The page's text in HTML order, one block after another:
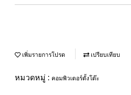
เพิ่มรายการโปรด เปรียบเทียบ
หมวดหมู่ : คอมพิวเตอร์ตั้งโต๊ะ